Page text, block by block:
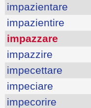
impazientare
impazientire
impazzare
impazzire
impecettare
impeciare
impecorire